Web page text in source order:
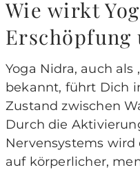
Wie wirkt
Erschöpfung
Yoga Nidra, auch als
bekannt, führt Dich
Zustand zwischen
Durch die
Nervensystems
auf körperlicher,